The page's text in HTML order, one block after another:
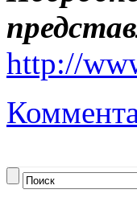
http://